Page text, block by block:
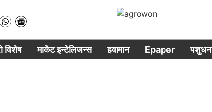
विशेष मार्केट इन्टेलिजन्स हवामान Epaper पशुधन